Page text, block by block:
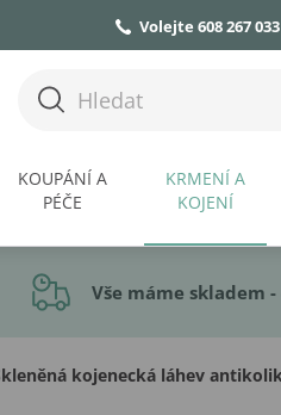
Volejte 608 267 033
KOUPÁNÍ A
PÉČE
KRMENÍ A
KOJENÍ
Vše máme skladem
kojenecká láhev